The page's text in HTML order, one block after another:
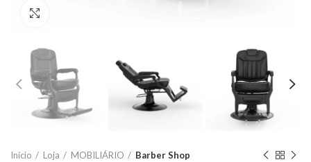
Início Loja MOBILIÁRIO Barber Shop